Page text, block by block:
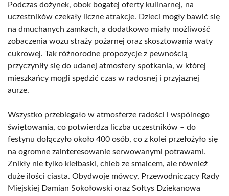
Podczas dożynek, obok bogatej oferty kulinarnej, na
uczestników czekały liczne atrakcje. Dzieci mogły bawić się
na dmuchanych zamkach, a dodatkowo miały możliwość
zobaczenia wozu straży pożarnej oraz skosztowania waty
cukrowej. Tak różnorodne propozycje z pewnością
przyczyniły się do udanej atmosfery spotkania, w której
mieszkańcy mogli spędzić czas w radosnej i przyjaznej
aurze.
Wszystko przebiegało w atmosferze radości i wspólnego
świętowania, co potwierdza liczba uczestników – do
festynu dołączyło około 400 osób, co z kolei przełożyło się
na ogromne zainteresowanie serwowanymi potrawami.
Znikły nie tylko kiełbaski, chleb ze smalcem, ale również
duże ilości ciasta. Obydwoje mówcy, Przewodniczący Rady
Miejskiej Damian Sokołowski oraz Sołtys Dziekanowa